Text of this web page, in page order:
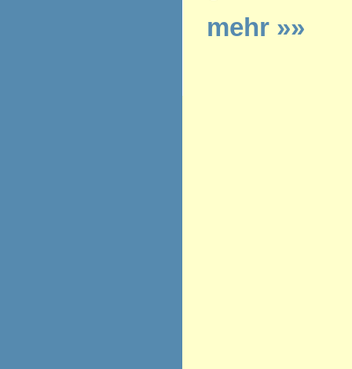
mehr »»